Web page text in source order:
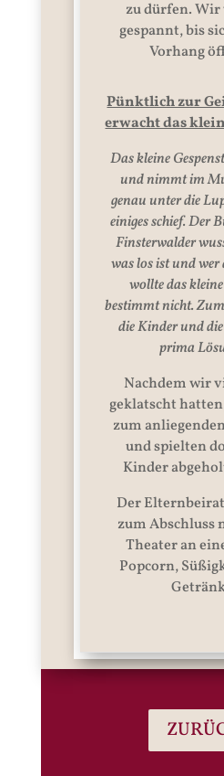
zu dürfen.
gespannt, bis
Vorhang
Pünktlich zur
erwacht das
Das kleine
und nimmt im
genau unter die
einiges schief. Der
Finsterwalder
was los ist und wer
wollte das
bestimmt nicht.
die Kinder und
prima
Nachdem wir
geklatscht
zum
und spielten
Kinder
Der
zum Abschluss
Theater an
Popcorn,